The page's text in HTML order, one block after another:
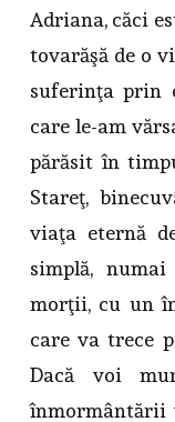
Adriana, căci
tovarăşă de o
suferinţa prin
care le-am
părăsit în
Stareţ,
viaţa eternă
simplă,
morţii, cu un
care va trece
Dacă voi
înmormântării